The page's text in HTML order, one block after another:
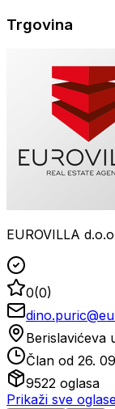
Trgovina
EUROVILLA
0(0)
Berislavićeva
Član od 26.
9522 oglasa
Prikaži sve